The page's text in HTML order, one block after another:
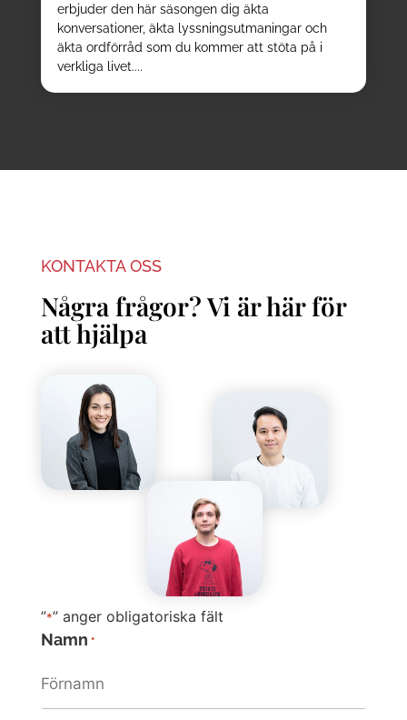
erbjuder den här säsongen dig äkta
konversationer, äkta lyssningsutmaningar och
äkta ordförråd som du kommer att stöta på i
verkliga livet....
KONTAKTA OSS
Några frågor? Vi är här för
att hjälpa
”*” anger obligatoriska fält
Namn *